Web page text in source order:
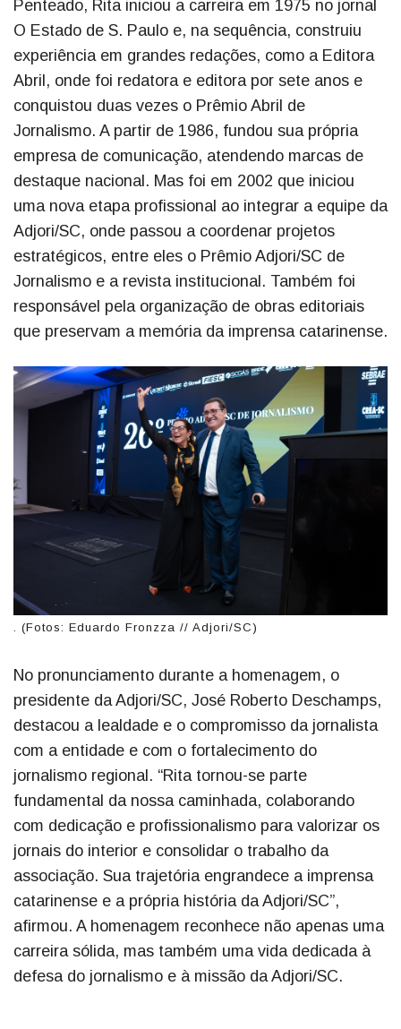
Penteado, Rita iniciou a carreira em 1975 no jornal
O Estado de S. Paulo e, na sequência, construiu
experiência em grandes redações, como a Editora
Abril, onde foi redatora e editora por sete anos e
conquistou duas vezes o Prêmio Abril de
Jornalismo. A partir de 1986, fundou sua própria
empresa de comunicação, atendendo marcas de
destaque nacional. Mas foi em 2002 que iniciou
uma nova etapa profissional ao integrar a equipe da
Adjori/SC, onde passou a coordenar projetos
estratégicos, entre eles o Prêmio Adjori/SC de
Jornalismo e a revista institucional. Também foi
responsável pela organização de obras editoriais
que preservam a memória da imprensa catarinense.
. (Fotos: Eduardo Fronzza // Adjori/SC)
No pronunciamento durante a homenagem, o
presidente da Adjori/SC, José Roberto Deschamps,
destacou a lealdade e o compromisso da jornalista
com a entidade e com o fortalecimento do
jornalismo regional. “Rita tornou-se parte
fundamental da nossa caminhada, colaborando
com dedicação e profissionalismo para valorizar os
jornais do interior e consolidar o trabalho da
associação. Sua trajetória engrandece a imprensa
catarinense e a própria história da Adjori/SC”,
afirmou. A homenagem reconhece não apenas uma
carreira sólida, mas também uma vida dedicada à
defesa do jornalismo e à missão da Adjori/SC.